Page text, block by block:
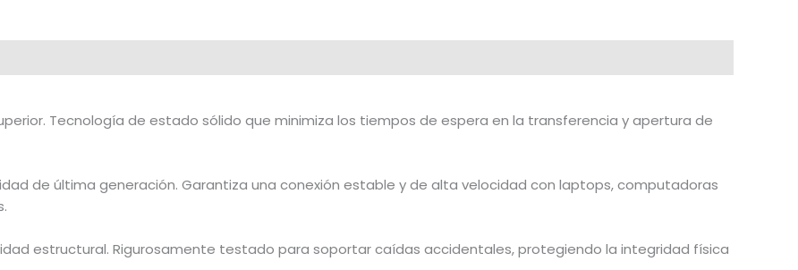
Tecnología de estado sólido que minimiza los tiempos de espera en la transferencia y apertura de
de última generación. Garantiza una conexión estable y de alta velocidad con laptops, computadoras
estructural. Rigurosamente testado para soportar caídas accidentales, protegiendo la integridad física